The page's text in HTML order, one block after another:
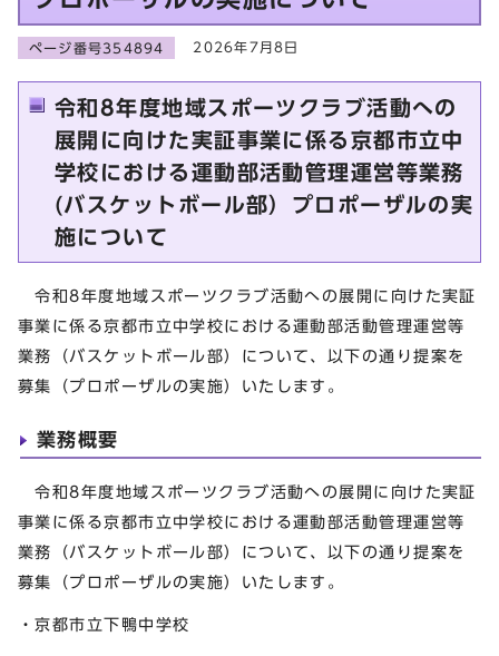
ページ番号354894 2026年7月8日
令和8年度地域スポーツクラブ活動への
展開に向けた実証事業に係る京都市立中
学校における運動部活動管理運営等業務
(バスケットボール部）プロポーザルの実
施について
令和8年度地域スポーツクラブ活動への展開に向けた実証
事業に係る京都市立中学校における運動部活動管理運営等
業務（バスケットボール部）について、以下の通り提案を
募集（プロポーザルの実施）いたします。
業務概要
令和8年度地域スポーツクラブ活動への展開に向けた実証
事業に係る京都市立中学校における運動部活動管理運営等
業務（バスケットボール部）について、以下の通り提案を
募集（プロポーザルの実施）いたします。
・京都市立下鴨中学校